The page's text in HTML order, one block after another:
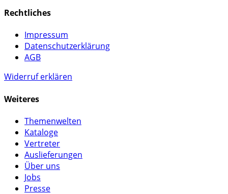
Rechtliches
Impressum
Datenschutzerklärung
AGB
Widerruf erklären
Weiteres
Themenwelten
Kataloge
Vertreter
Auslieferungen
Über uns
Jobs
Presse